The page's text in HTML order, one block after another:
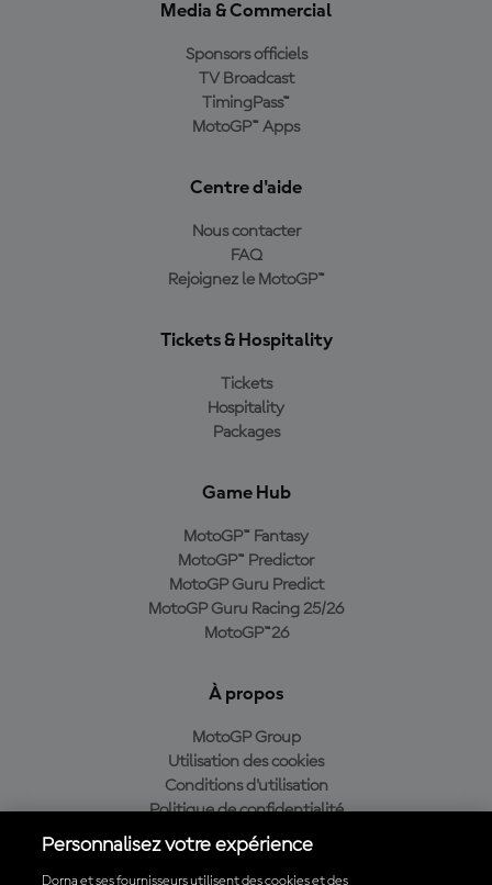
Media & Commercial
Sponsors officiels
TV Broadcast
TimingPass™
MotoGP™ Apps
Centre d'aide
Nous contacter
FAQ
Rejoignez le MotoGP™
Tickets & Hospitality
Tickets
Hospitality
Packages
Game Hub
MotoGP™ Fantasy
MotoGP™ Predictor
MotoGP Guru Predict
MotoGP Guru Racing 25/26
MotoGP™26
À propos
MotoGP Group
Utilisation des cookies
Conditions d'utilisation
Politique de confidentialité
Politique d’achat
Personnalisez votre expérience
Dorna et ses fournisseurs utilisent des cookies et des